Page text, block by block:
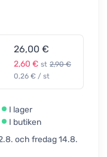
26,00 €
2,60 € st 2,90 €
0,26 € / st
I lager
I butiken
och fredag 14.8.